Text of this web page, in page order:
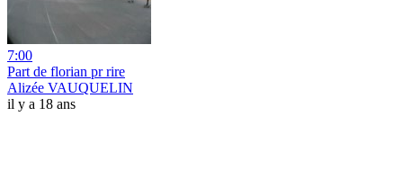
7:00
Part de florian pr rire
Alizée VAUQUELIN
il y a 18 ans